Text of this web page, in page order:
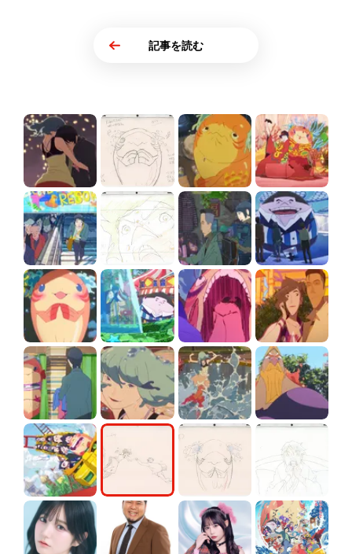
記事を読む